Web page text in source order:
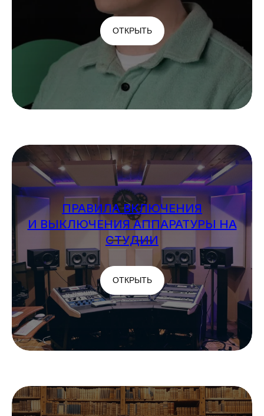
ОТКРЫТЬ
ПРАВИЛА ВКЛЮЧЕНИЯ
И ВЫКЛЮЧЕНИЯ АППАРАТУРЫ НА
СТУДИИ
ОТКРЫТЬ